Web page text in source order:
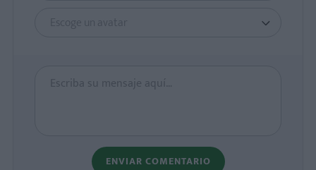
Escoge un avatar
ENVIAR COMENTARIO